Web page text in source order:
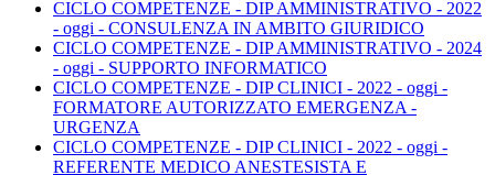
CICLO COMPETENZE - DIP AMMINISTRATIVO - 2022
- oggi - CONSULENZA IN AMBITO GIURIDICO
CICLO COMPETENZE - DIP AMMINISTRATIVO - 2024
- oggi - SUPPORTO INFORMATICO
CICLO COMPETENZE - DIP CLINICI - 2022 - oggi -
FORMATORE AUTORIZZATO EMERGENZA -
URGENZA
CICLO COMPETENZE - DIP CLINICI - 2022 - oggi -
REFERENTE MEDICO ANESTESISTA E